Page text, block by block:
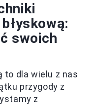
swoich
to dla wielu z nas
przygody z
z